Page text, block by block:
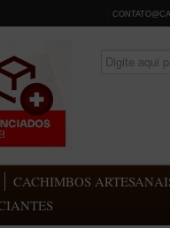
CACHIMBOS